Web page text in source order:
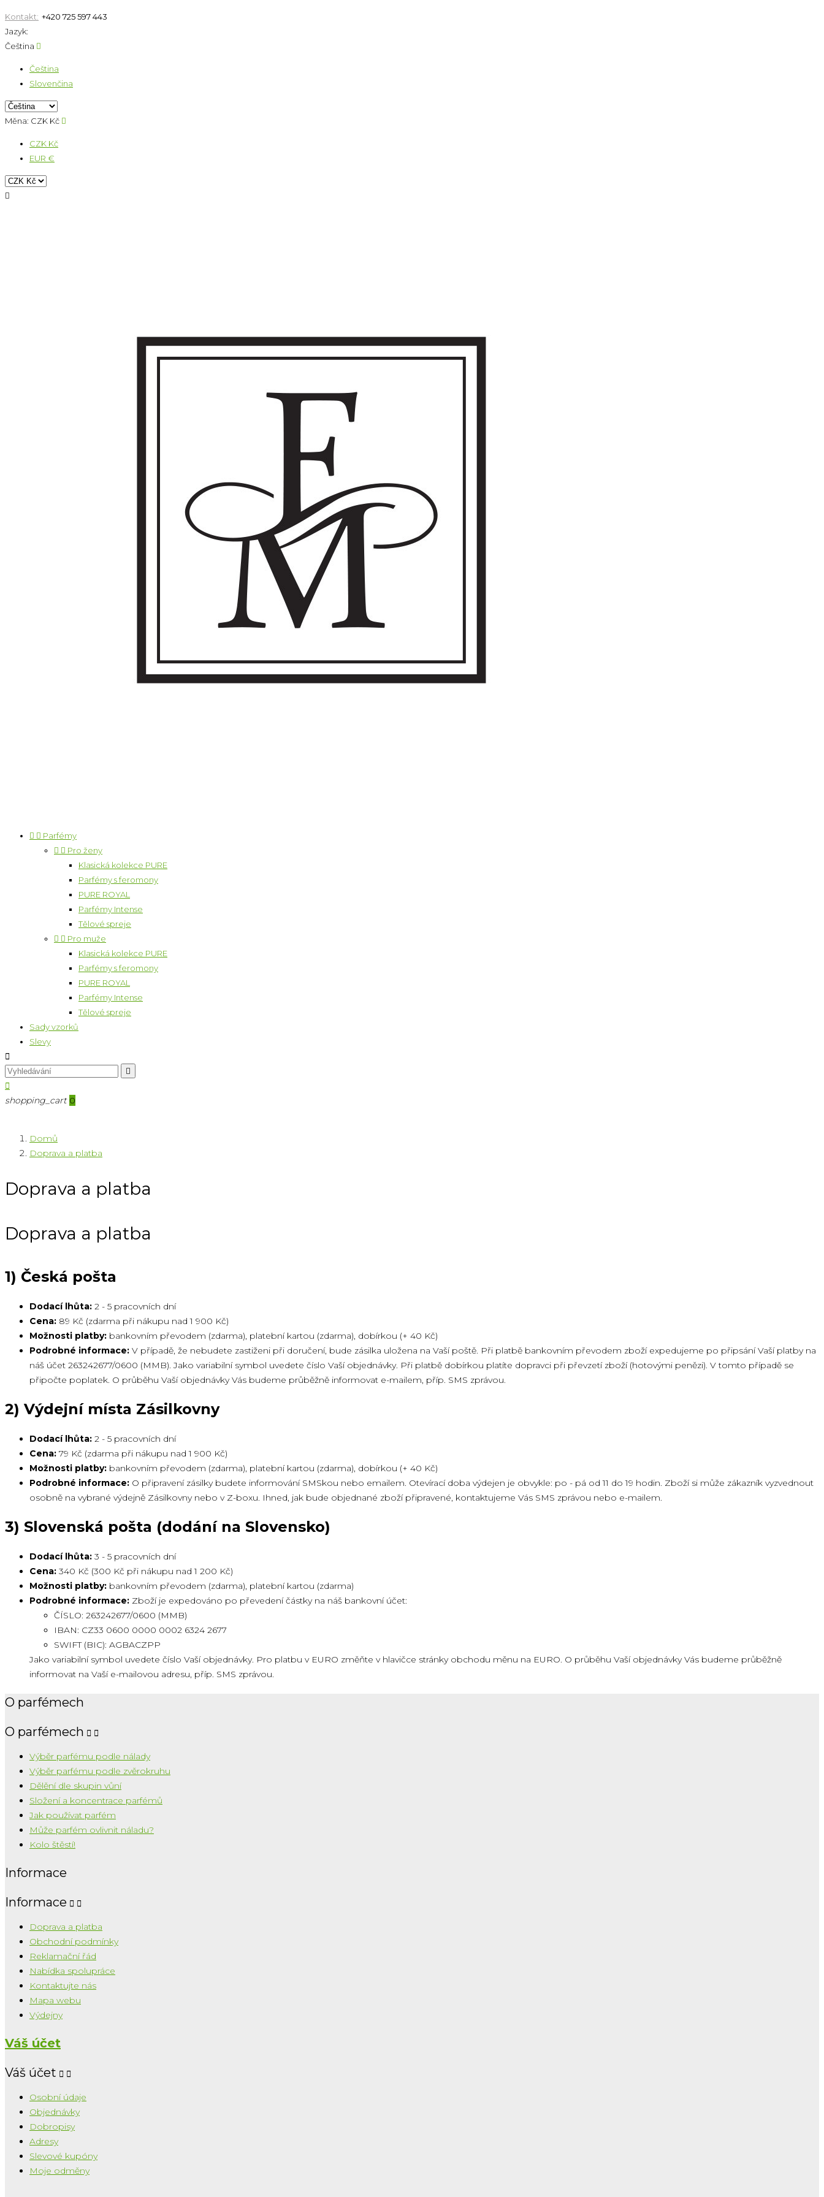
Kontakt: +420 725 597 443
Jazyk:
Čeština 
Čeština
Slovenčina
Měna: CZK Kč 
CZK Kč
EUR €

  Parfémy
  Pro ženy
Klasická kolekce PURE
Parfémy s feromony
PURE ROYAL
Parfémy Intense
Tělové spreje
  Pro muže
Klasická kolekce PURE
Parfémy s feromony
PURE ROYAL
Parfémy Intense
Tělové spreje
Sady vzorků
Slevy



shopping_cart 0
Domů
Doprava a platba
Doprava a platba
Doprava a platba
1) Česká pošta
Dodací lhůta: 2 - 5 pracovních dní
Cena: 89 Kč (zdarma při nákupu nad 1 900 Kč)
Možnosti platby: bankovním převodem (zdarma), platební kartou (zdarma), dobírkou (+ 40 Kč)
Podrobné informace: V případě, že nebudete zastiženi při doručení, bude zásilka uložena na Vaší poště. Při platbě bankovním převodem zboží expedujeme po připsání Vaší platby na
náš účet 263242677/0600 (MMB). Jako variabilní symbol uvedete číslo Vaší objednávky. Při platbě dobírkou platíte dopravci při převzetí zboží (hotovými penězi). V tomto případě se
připočte poplatek. O průběhu Vaší objednávky Vás budeme průběžně informovat e-mailem, příp. SMS zprávou.
2) Výdejní místa Zásilkovny
Dodací lhůta: 2 - 5 pracovních dní
Cena: 79 Kč (zdarma při nákupu nad 1 900 Kč)
Možnosti platby: bankovním převodem (zdarma), platební kartou (zdarma), dobírkou (+ 40 Kč)
Podrobné informace: O připravení zásilky budete informování SMSkou nebo emailem. Otevírací doba výdejen je obvykle: po - pá od 11 do 19 hodin. Zboží si může zákazník vyzvednout
osobně na vybrané výdejně Zásilkovny nebo v Z-boxu. Ihned, jak bude objednané zboží připravené, kontaktujeme Vás SMS zprávou nebo e-mailem.
3) Slovenská pošta (dodání na Slovensko)
Dodací lhůta: 3 - 5 pracovních dní
Cena: 340 Kč (300 Kč při nákupu nad 1 200 Kč)
Možnosti platby: bankovním převodem (zdarma), platební kartou (zdarma)
Podrobné informace: Zboží je expedováno po převedení částky na náš bankovní účet:
ČÍSLO: 263242677/0600 (MMB)
IBAN: CZ33 0600 0000 0002 6324 2677
SWIFT (BIC): AGBACZPP
Jako variabilní symbol uvedete číslo Vaší objednávky. Pro platbu v EURO změňte v hlavičce stránky obchodu měnu na EURO. O průběhu Vaší objednávky Vás budeme průběžně
informovat na Vaší e-mailovou adresu, příp. SMS zprávou.
O parfémech
O parfémech  
Výběr parfému podle nálady
Výběr parfému podle zvěrokruhu
Dělění dle skupin vůní
Složení a koncentrace parfémů
Jak používat parfém
Může parfém ovlivnit náladu?
Kolo štěstí!
Informace
Informace  
Doprava a platba
Obchodní podmínky
Reklamační řád
Nabídka spolupráce
Kontaktujte nás
Mapa webu
Výdejny
Váš účet
Váš účet  
Osobní údaje
Objednávky
Dobropisy
Adresy
Slevové kupóny
Moje odměny